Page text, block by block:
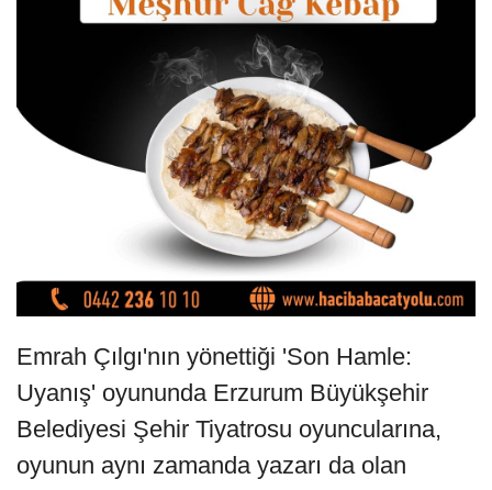
Emrah Çılgı'nın yönettiği 'Son Hamle:
Uyanış' oyununda Erzurum Büyükşehir
Belediyesi Şehir Tiyatrosu oyuncularına,
oyunun aynı zamanda yazarı da olan